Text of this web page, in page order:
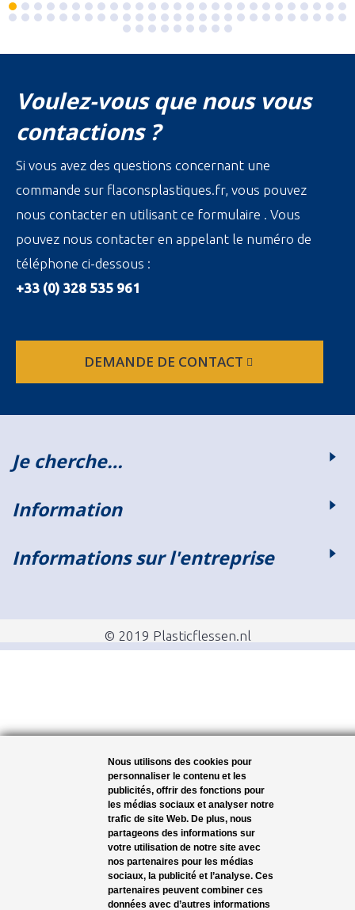
Voulez-vous que nous vous
contactions ?
Si vous avez des questions concernant une
commande sur flaconsplastiques.fr, vous pouvez
nous contacter en utilisant ce formulaire . Vous
pouvez nous contacter en appelant le numéro de
téléphone ci-dessous :
+33 (0) 328 535 961
DEMANDE DE CONTACT
Je cherche…
Information
Informations sur l'entreprise
© 2019 Plasticflessen.nl
Nous utilisons des cookies pour
personnaliser le contenu et les
publicités, offrir des fonctions pour
les médias sociaux et analyser notre
trafic de site Web. De plus, nous
partageons des informations sur
votre utilisation de notre site avec
nos partenaires pour les médias
sociaux, la publicité et l’analyse. Ces
partenaires peuvent combiner ces
données avec d’autres informations